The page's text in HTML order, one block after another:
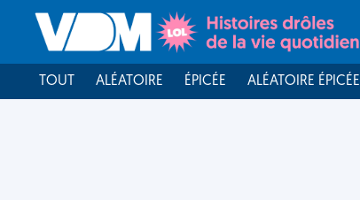
TOUT ALÉATOIRE ÉPICÉE ALÉATOIRE ÉPICÉE